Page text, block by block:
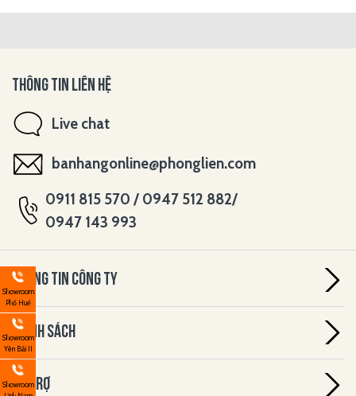
Showroom
Phố Huế
Showroom
Yên Bái II
Showroom
THÔNG TIN LIÊN HỆ
Live chat
banhangonline@phonglien.com
0911 815 570 / 0947 512 882/
0947 143 993
THÔNG TIN CÔNG TY
CHÍNH SÁCH
HỖ TRỢ